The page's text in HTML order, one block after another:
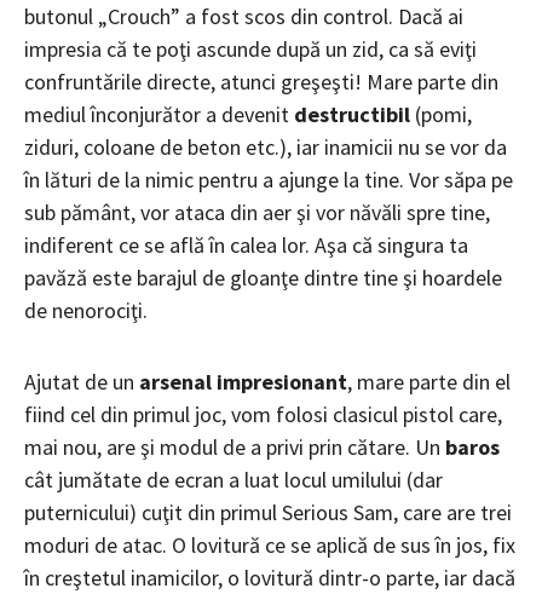
butonul „Crouch” a fost scos din control. Dacă ai
impresia că te poţi ascunde după un zid, ca să eviţi
confruntările directe, atunci greşeşti! Mare parte din
mediul înconjurător a devenit destructibil (pomi,
ziduri, coloane de beton etc.), iar inamicii nu se vor da
în lături de la nimic pentru a ajunge la tine. Vor săpa pe
sub pământ, vor ataca din aer şi vor năvăli spre tine,
indiferent ce se află în calea lor. Aşa că singura ta
pavăză este barajul de gloanţe dintre tine şi hoardele
de nenorociţi.
Ajutat de un arsenal impresionant, mare parte din el
fiind cel din primul joc, vom folosi clasicul pistol care,
mai nou, are şi modul de a privi prin cătare. Un baros
cât jumătate de ecran a luat locul umilului (dar
puternicului) cuţit din primul Serious Sam, care are trei
moduri de atac. O lovitură ce se aplică de sus în jos, fix
în creştetul inamicilor, o lovitură dintr-o parte, iar dacă